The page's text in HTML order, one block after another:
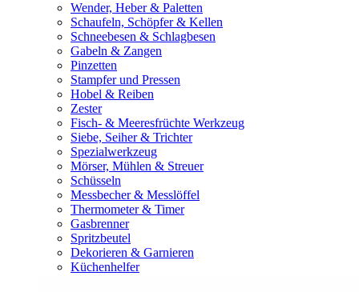
Wender, Heber & Paletten
Schaufeln, Schöpfer & Kellen
Schneebesen & Schlagbesen
Gabeln & Zangen
Pinzetten
Stampfer und Pressen
Hobel & Reiben
Zester
Fisch- & Meeresfrüchte Werkzeug
Siebe, Seiher & Trichter
Spezialwerkzeug
Mörser, Mühlen & Streuer
Schüsseln
Messbecher & Messlöffel
Thermometer & Timer
Gasbrenner
Spritzbeutel
Dekorieren & Garnieren
Küchenhelfer